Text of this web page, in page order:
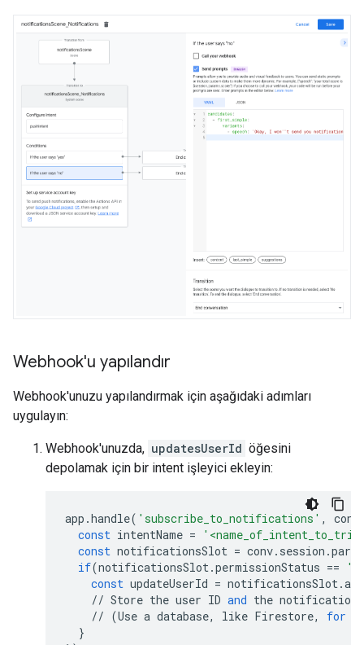
Webhook'u yapılandır
Webhook'unuzu yapılandırmak için aşağıdaki adımları
uygulayın:
Webhook'unuzda, updatesUserId öğesini
depolamak için bir intent işleyici ekleyin:
app .handle( 'subscribe_to_notifications' ,
conv
const intentName =
const notificationsSlot = conv. session .
if(notificationsSlot.permissionStatus ==
const updateUserId = notificationsSlot.
// Store the user ID and the notification
// (Use a database, like Firestore, for
}